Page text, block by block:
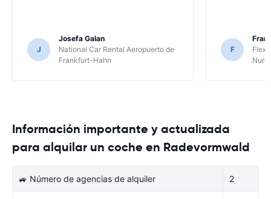
J
Josefa Galan
National Car Rental Aeropuerto de
Frankfurt-Hahn
F
Flex
Información importante y actualizada
para alquilar un coche en Radevormwald
🚙 Número de agencias de alquiler 2